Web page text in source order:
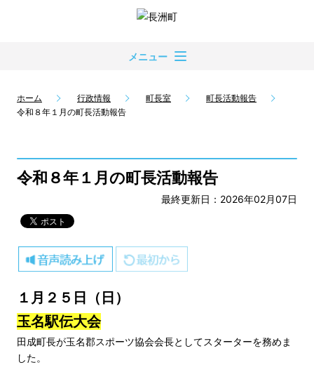
メニュー
ホーム 行政情報 町長室
町長活動報告
令和８年１月の町長活動報告
令和８年１月の町長活動報告
最終更新日：2026年02月07日
１月２５日（日）
玉名駅伝大会
田成町長が玉名郡スポーツ協会会長としてスターターを務めま
した。